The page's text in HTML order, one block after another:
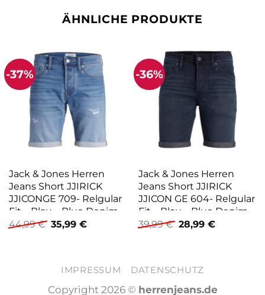
ÄHNLICHE PRODUKTE
-37%
Jack & Jones Herren
Jeans Short JJIRICK
JJICONGE 709- Relgular
Fit – Blau – Blue Denim
44,99€ Ursprünglicher
Preis
35,99 €Aktueller
-36%
Jack & Jones Herren
Jeans Short JJIRICK
JJICON GE 604- Relgular
Fit – Blau – Blue Denim
39,99€ Ursprünglicher
Preis
28,99 €Aktueller
IMPRESSUM DATENSCHUTZ
Copyright 2026 © herrenjeans.de